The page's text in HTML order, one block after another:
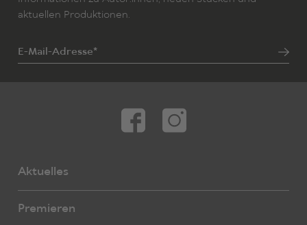
aktuellen Produktionen.
E-Mail-Adresse*
Aktuelles
Premieren